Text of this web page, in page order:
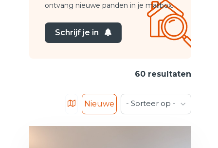
ontvang nieuwe panden in je mailbox.
Schrijf je in
60 resultaten
Nieuwe - Sorteer op -